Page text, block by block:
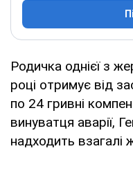
Родичка однієї з
році отримує від
по 24 гривні
винуватця аварії,
надходить взагалі